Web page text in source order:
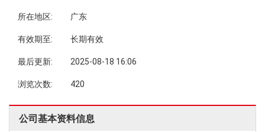
所在地区: 广东
有效期至: 长期有效
最后更新: 2025-08-18 16:06
浏览次数: 420
公司基本资料信息